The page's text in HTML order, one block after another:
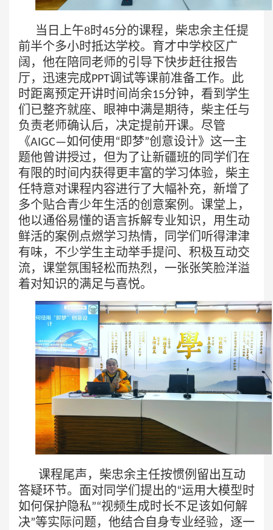
当日上午8时45分的课程，柴忠余主任提
前半个多小时抵达学校。育才中学校区广
阔，他在陪同老师的引导下快步赶往报告
厅，迅速完成 PPT调试等课前准备工作。此
时距离预定开讲时间尚余15分钟，看到学生
们已整齐就座、眼神中满是期待，柴主任与
负责老师确认后，决定提前开课。尽管
《AIGC—如何使用 “即梦”创意设计》这一主
题他曾讲授过，但为了让新疆班的同学们在
有限的时间内获得更丰富的学习体验，柴主
任特意对课程内容进行了大幅补充，新增了
多个贴合青少年生活的创意案例。课堂上，
他以通俗易懂的语言拆解专业知识，用生动
鲜活的案例点燃学习热情，同学们听得津津
有味，不少学生主动举手提问、积极互动交
流，课堂氛围轻松而热烈，一张张笑脸洋溢
着对知识的满足与喜悦。
课程尾声，柴忠余主任按惯例留出互动
答疑环节。面对同学们提出的“运用大模型时
如何保护隐私”“视频生成时长不足该如何解
决”等实际问题，他结合自身专业经验，逐一